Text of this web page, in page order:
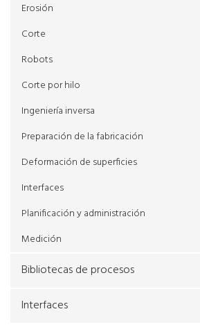
Erosión
Corte
Robots
Corte por hilo
Ingeniería inversa
Preparación de la fabricación
Deformación de superficies
Interfaces
Planificación y administración
Medición
Bibliotecas de procesos
Interfaces